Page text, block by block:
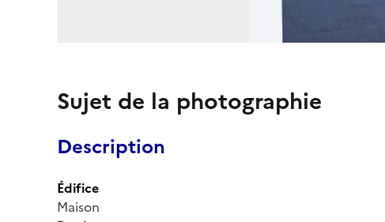
Sujet de la photographie
Description
Édifice
Maison